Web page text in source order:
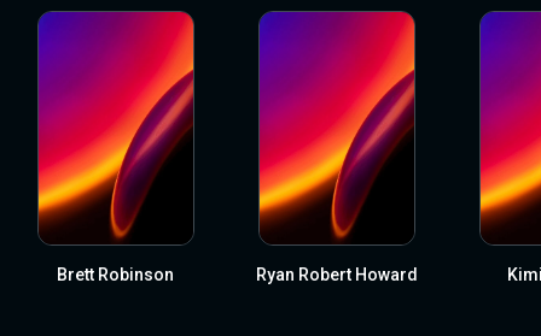
Brett Robinson Ryan Robert Howard